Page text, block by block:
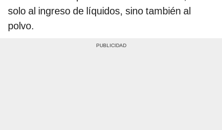
solo al ingreso de líquidos, sino también al
polvo.